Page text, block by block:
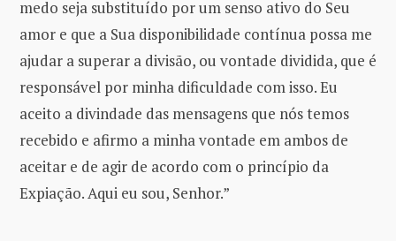
medo seja substituído por um senso ativo do Seu
amor e que a Sua disponibilidade contínua possa me
ajudar a superar a divisão, ou vontade dividida, que é
responsável por minha dificuldade com isso. Eu
aceito a divindade das mensagens que nós temos
recebido e afirmo a minha vontade em ambos de
aceitar e de agir de acordo com o princípio da
Expiação. Aqui eu sou, Senhor.”